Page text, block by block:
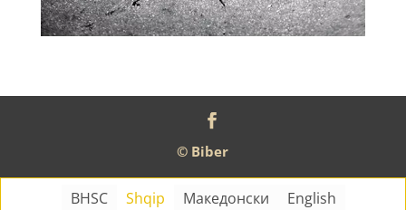
© Biber
BHSC Shqip Македонски English